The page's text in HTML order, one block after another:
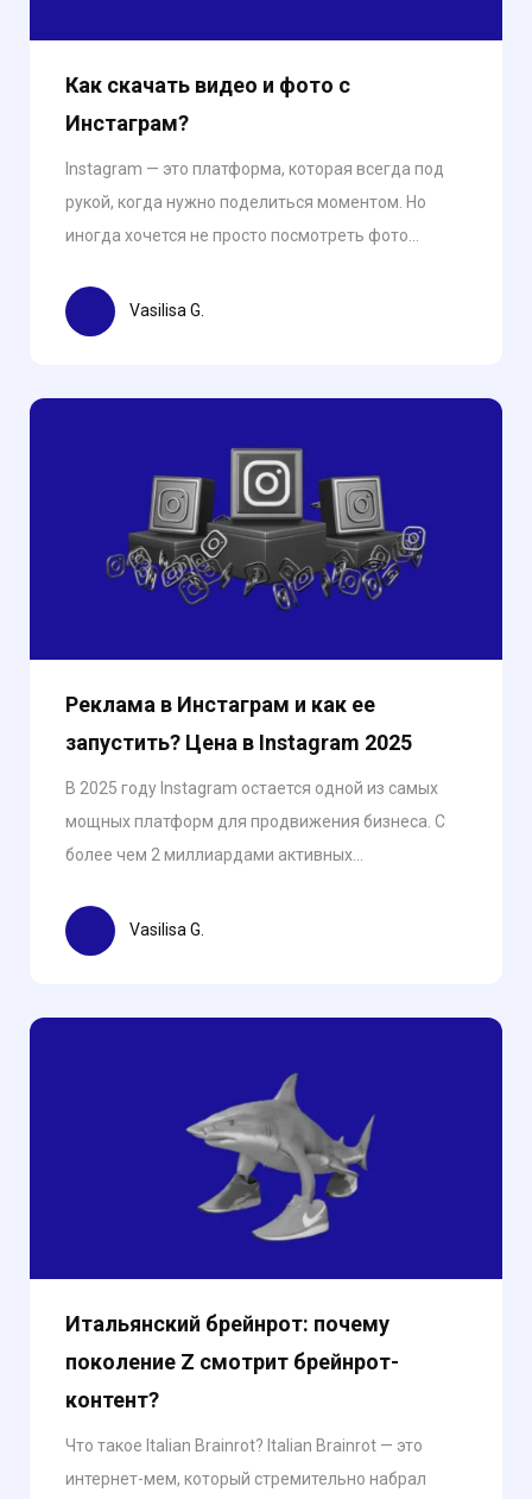
Как скачать видео и фото с
Инстаграм?
Instagram — это платформа, которая всегда под
рукой, когда нужно поделиться моментом. Но
иногда хочется не просто посмотреть фото...
Vasilisa G.
Реклама в Инстаграм и как ее
запустить? Цена в Instagram 2025
В 2025 году Instagram остается одной из самых
мощных платформ для продвижения бизнеса. С
более чем 2 миллиардами активных...
Vasilisa G.
Итальянский брейнрот: почему
поколение Z смотрит брейнрот-
контент?
Что такое Italian Brainrot? Italian Brainrot — это
интернет-мем, который стремительно набрал